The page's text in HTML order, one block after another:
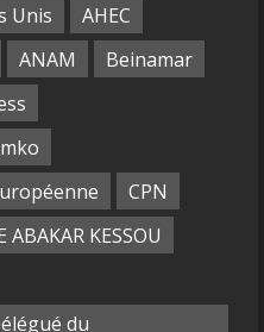
Unis
AHEC
ANAM
Beinamar
CPN
KESSOU
du